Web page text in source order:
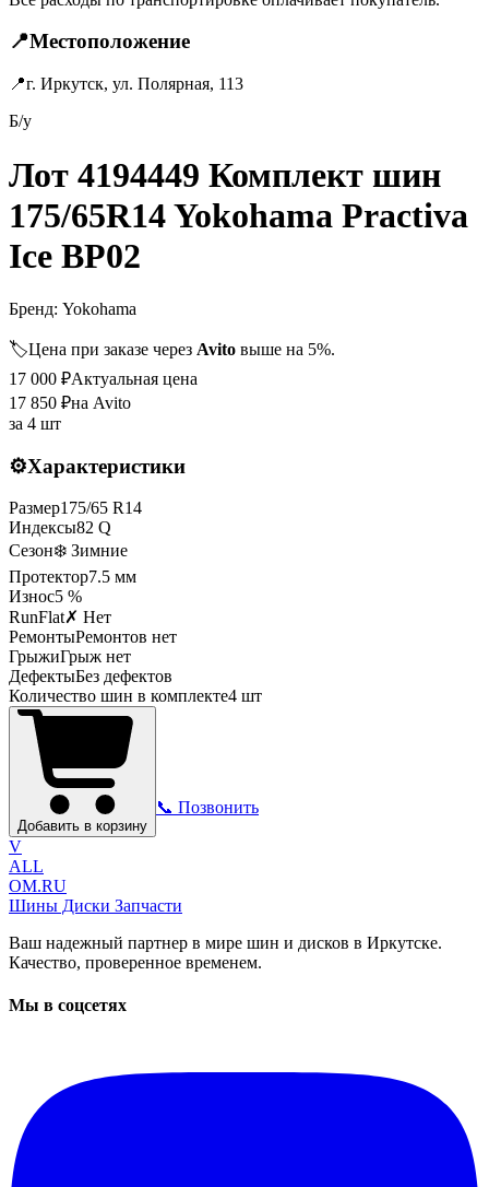
📍Местоположение
📍г. Иркутск, ул. Полярная, 113
Б/у
Лот 4194449 Комплект шин
175/65R14 Yokohama Practiva
Ice BP02
Бренд: Yokohama
🏷️Цена при заказе через Avito выше на 5%.
17 000 ₽Актуальная цена
17 850 ₽на Avito
за 4 шт
⚙️Характеристики
Размер175/65 R14
Индексы82 Q
Сезон❄️ Зимние
Протектор7.5 мм
Износ5 %
RunFlat✗ Нет
РемонтыРемонтов нет
ГрыжиГрыж нет
ДефектыБез дефектов
Количество шин в комплекте4 шт
Добавить в корзину
📞 Позвонить
V
ALL
OM.RU
Шины Диски Запчасти
Ваш надежный партнер в мире шин и дисков в Иркутске.
Качество, проверенное временем.
Мы в соцсетях